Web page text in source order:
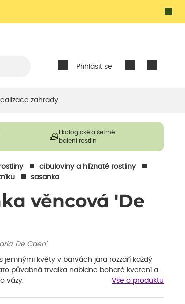
Přihlásit se
zahrady
Ekologické a šetrné
balení rostlin
cibuloviny a hlíznaté rostliny
sasanka
věncová 'De
'De Caen'
jemnými květy v barvách jara rozzáří každý
půvabná trvalka nabídne bohaté kvetení a
vázy.
Vše o produktu